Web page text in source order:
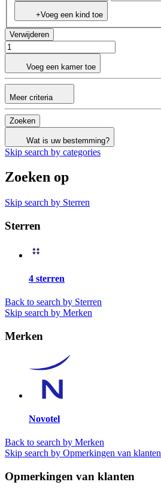
+Voeg een kind toe
Verwijderen
Voeg een kamer toe
Meer criteria
Zoeken
Wat is uw bestemming?
Skip search by categories
Zoeken op
Skip search by Sterren
Sterren
4 sterren
Back to search by Sterren
Skip search by Merken
Merken
Novotel
Back to search by Merken
Skip search by Opmerkingen van klanten
Opmerkingen van klanten